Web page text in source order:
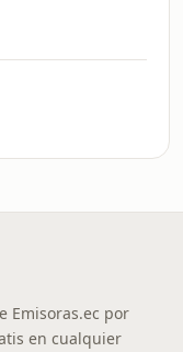
Emisoras.ec por
en cualquier